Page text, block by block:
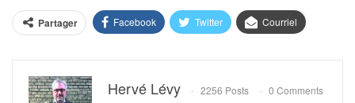
Partager Facebook Twitter Courriel
Hervé Lévy 2256 Posts 0 Comments